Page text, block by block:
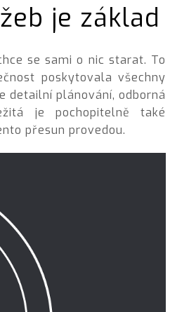
je základ
se sami o nic starat. To
poskytovala všechny
detailní plánování, odborná
je pochopitelně také
přesun provedou.